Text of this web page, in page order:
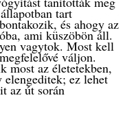
tart
és ahogy az
ami küszöbön áll.
vagytok. Most kell
váljon.
most az életetekben,
ez lehet
az út során